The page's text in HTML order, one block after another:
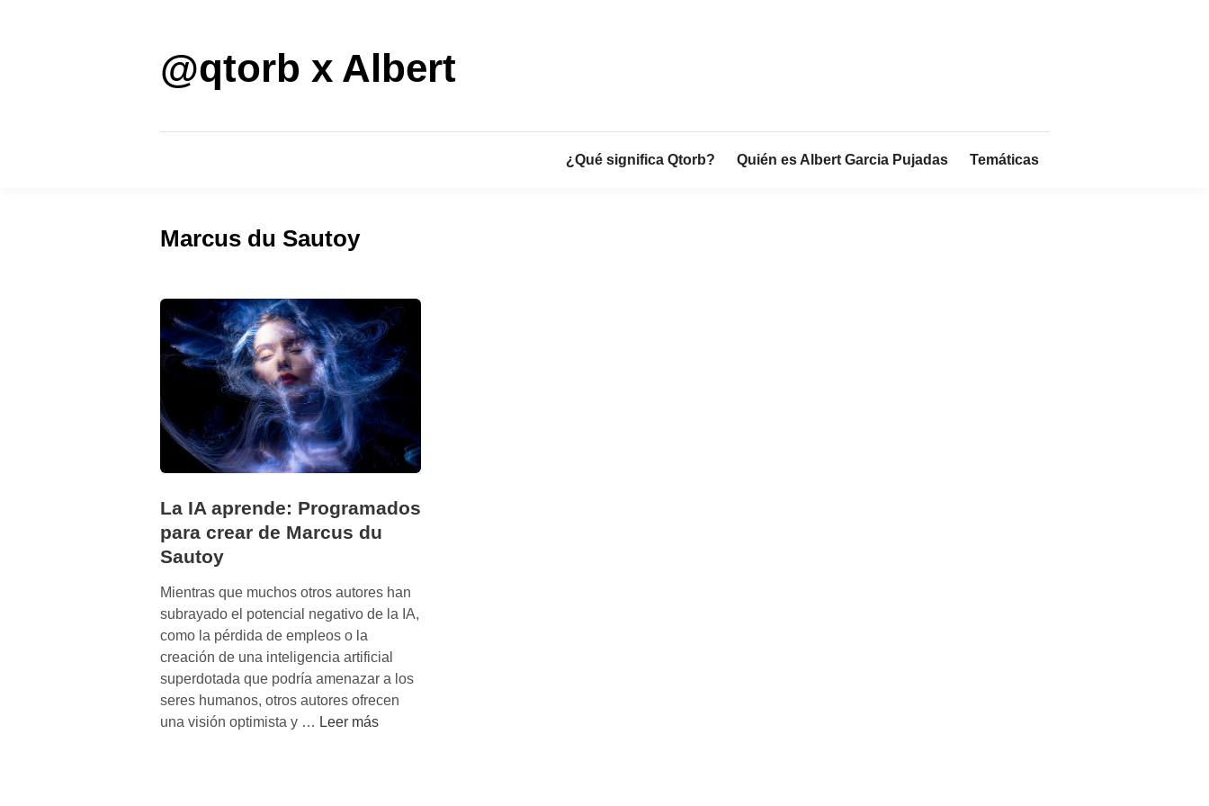
@qtorb x Albert
¿Qué significa Qtorb? Quién es Albert Garcia Pujadas Temáticas
Marcus du Sautoy
La IA aprende: Programados
para crear de Marcus du
Sautoy
Mientras que muchos otros autores han
subrayado el potencial negativo de la IA,
como la pérdida de empleos o la
creación de una inteligencia artificial
superdotada que podría amenazar a los
seres humanos, otros autores ofrecen
una visión optimista y … LLeer más